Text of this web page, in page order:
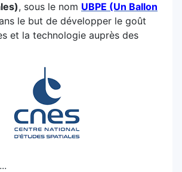
, sous le nom UBPE (Un Ballon
le but de développer le goût
et la technologie auprès des